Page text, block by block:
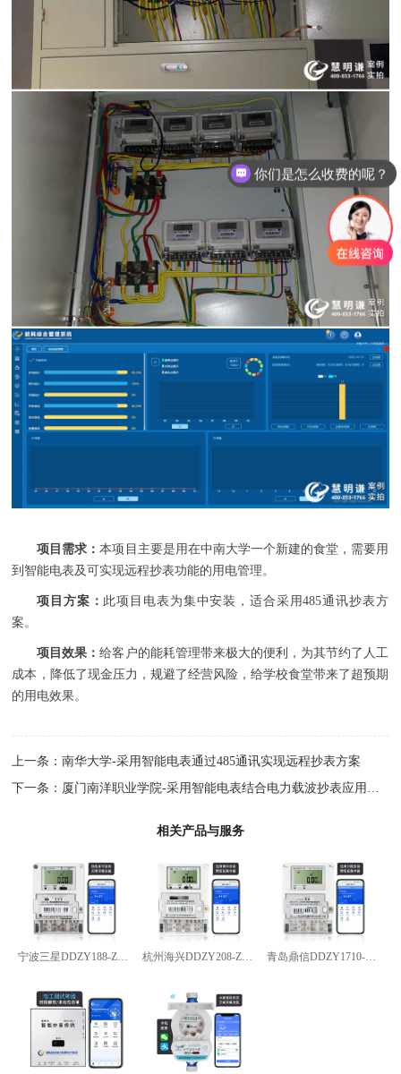
项目需求：本项目主要是用在中南大学一个新建的食堂，需要用
到智能电表及可实现远程抄表功能的用电管理。
项目方案： 此项目电表为集中安装，适合采用485通讯抄表方
案。
项目效果：给客户的能耗管理带来极大的便利，为其节约了人工
成本，降低了现金压力，规避了经营风险，给学校食堂带来了超预期
的用电效果。
上一条：南华大学-采用智能电表通过485通讯实现远程抄表方案
下一条： 厦门南洋职业学院-采用智能电表结合电力载波抄表应用案例
相关产品与服务
宁波三星DDZY188-Z型4G通讯智能电能表杭州海兴DDZY208-Z型RS485通讯智能电能表
青岛鼎信DDZY1710-Z型单
你们是怎么收费的呢？